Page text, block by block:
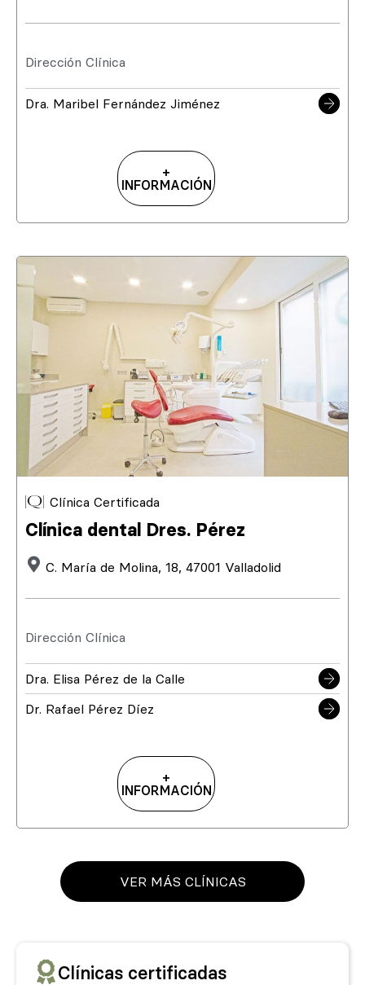
Dirección Clínica
Dra. Maribel Fernández Jiménez
+
INFORMACIÓN
Clínica Certificada
Clínica dental Dres. Pérez
C. María de Molina, 18, 47001 Valladolid
Dirección Clínica
Dra. Elisa Pérez de la Calle
Dr. Rafael Pérez Díez
+
INFORMACIÓN
VER MÁS CLÍNICAS
Clínicas certificadas